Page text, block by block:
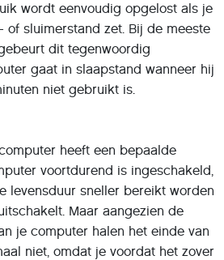
wordt eenvoudig opgelost als je
of sluimerstand zet. Bij de meeste
dit tegenwoordig
gaat in slaapstand wanneer hij
niet gebruikt is.
heeft een bepaalde
voortdurend is ingeschakeld,
levensduur sneller bereikt worden
Maar aangezien de
je computer halen het einde van
niet, omdat je voordat het zover